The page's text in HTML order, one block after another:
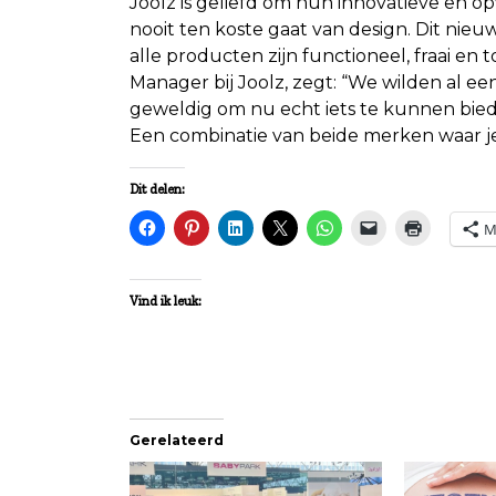
nooit ten koste gaat van design. Dit
alle producten zijn functioneel, fraai en
Manager bij Joolz, zegt: “We wilden al
geweldig om nu echt iets te kunnen
Een combinatie van beide merken waar
Dit delen:
Vind ik leuk:
Gerelateerd